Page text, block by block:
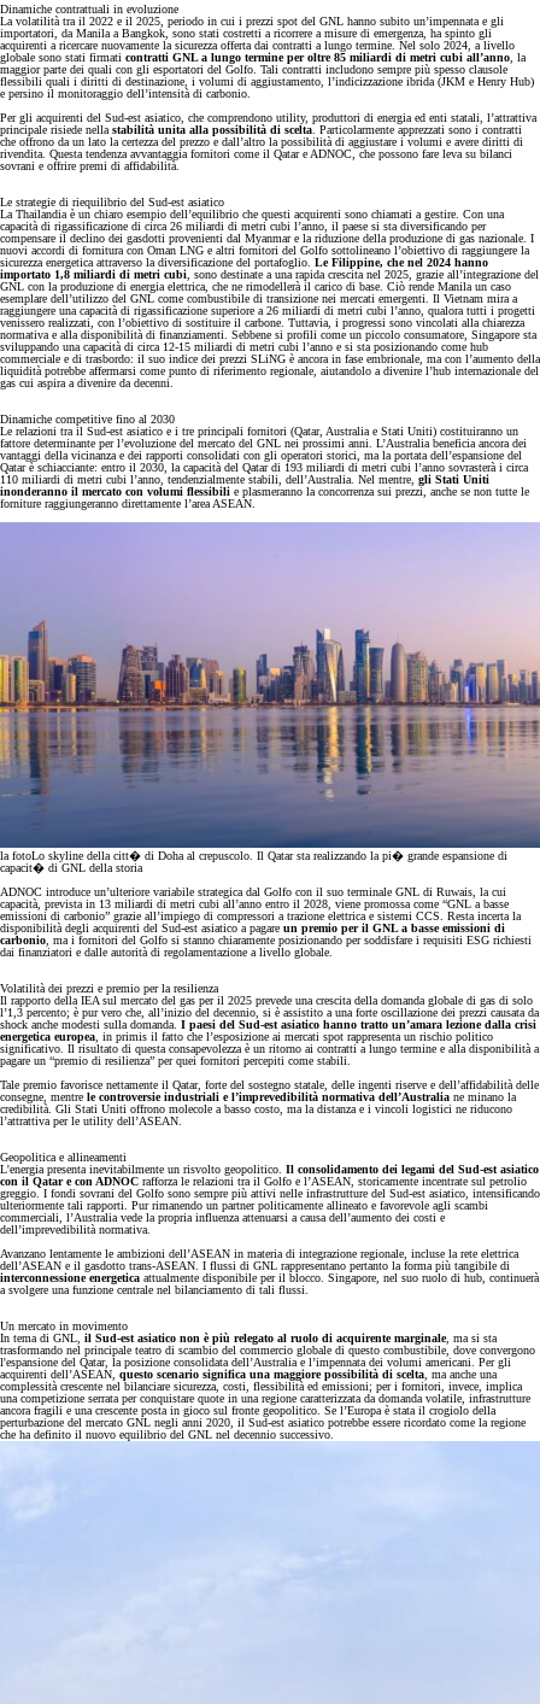
Dinamiche contrattuali in evoluzione
La volatilità tra il 2022 e il 2025, periodo in cui i prezzi spot del GNL hanno subito un’impennata e gli
importatori, da Manila a Bangkok, sono stati costretti a ricorrere a misure di emergenza, ha spinto gli
acquirenti a ricercare nuovamente la sicurezza offerta dai contratti a lungo termine. Nel solo 2024, a livello
globale sono stati firmati contratti GNL a lungo termine per oltre 85 miliardi di metri cubi all’anno , la
maggior parte dei quali con gli esportatori del Golfo. Tali contratti includono sempre più spesso clausole
flessibili quali i diritti di destinazione, i volumi di aggiustamento, l’indicizzazione ibrida (JKM e Henry Hub)
e persino il monitoraggio dell’intensità di carbonio.
Per gli acquirenti del Sud-est asiatico, che comprendono utility, produttori di energia ed enti statali, l’attrattiva
principale risiede nella stabilità unita alla possibilità di scelta . Particolarmente apprezzati sono i contratti
che offrono da un lato la certezza del prezzo e dall’altro la possibilità di aggiustare i volumi e avere diritti di
rivendita. Questa tendenza avvantaggia fornitori come il Qatar e ADNOC, che possono fare leva su bilanci
sovrani e offrire premi di affidabilità.
Le strategie di riequilibrio del Sud-est asiatico
La Thailandia è un chiaro esempio dell’equilibrio che questi acquirenti sono chiamati a gestire. Con una
capacità di rigassificazione di circa 26 miliardi di metri cubi l’anno, il paese si sta diversificando per
compensare il declino dei gasdotti provenienti dal Myanmar e la riduzione della produzione di gas nazionale. I
nuovi accordi di fornitura con Oman LNG e altri fornitori del Golfo sottolineano l’obiettivo di raggiungere la
sicurezza energetica attraverso la diversificazione del portafoglio. Le Filippine, che nel 2024 hanno
importato 1,8 miliardi di metri cubi , sono destinate a una rapida crescita nel 2025, grazie all’integrazione del
GNL con la produzione di energia elettrica, che ne rimodellerà il carico di base. Ciò rende Manila un caso
esemplare dell’utilizzo del GNL come combustibile di transizione nei mercati emergenti. Il Vietnam mira a
raggiungere una capacità di rigassificazione superiore a 26 miliardi di metri cubi l’anno, qualora tutti i progetti
venissero realizzati, con l’obiettivo di sostituire il carbone. Tuttavia, i progressi sono vincolati alla chiarezza
normativa e alla disponibilità di finanziamenti. Sebbene si profili come un piccolo consumatore, Singapore sta
sviluppando una capacità di circa 12-15 miliardi di metri cubi l’anno e si sta posizionando come hub
commerciale e di trasbordo: il suo indice dei prezzi SLiNG è ancora in fase embrionale, ma con l’aumento della
liquidità potrebbe affermarsi come punto di riferimento regionale, aiutandolo a divenire l’hub internazionale del
gas cui aspira a divenire da decenni.
Dinamiche competitive fino al 2030
Le relazioni tra il Sud-est asiatico e i tre principali fornitori (Qatar, Australia e Stati Uniti) costituiranno un
fattore determinante per l’evoluzione del mercato del GNL nei prossimi anni. L’Australia beneficia ancora dei
vantaggi della vicinanza e dei rapporti consolidati con gli operatori storici, ma la portata dell’espansione del
Qatar è schiacciante: entro il 2030, la capacità del Qatar di 193 miliardi di metri cubi l’anno sovrasterà i circa
110 miliardi di metri cubi l’anno, tendenzialmente stabili, dell’Australia. Nel mentre, gli Stati Uniti
inonderanno il mercato con volumi flessibili e plasmeranno la concorrenza sui prezzi, anche se non tutte le
forniture raggiungeranno direttamente l’area ASEAN.
la fotoLo skyline della citt� di Doha al crepuscolo. Il Qatar sta realizzando la pi� grande espansione di
capacit� di GNL della storia
ADNOC introduce un’ulteriore variabile strategica dal Golfo con il suo terminale GNL di Ruwais, la cui
capacità, prevista in 13 miliardi di metri cubi all’anno entro il 2028, viene promossa come “GNL a basse
emissioni di carbonio” grazie all’impiego di compressori a trazione elettrica e sistemi CCS. Resta incerta la
disponibilità degli acquirenti del Sud-est asiatico a pagare un premio per il GNL a basse emissioni di
carbonio, ma i fornitori del Golfo si stanno chiaramente posizionando per soddisfare i requisiti ESG richiesti
dai finanziatori e dalle autorità di regolamentazione a livello globale.
Volatilità dei prezzi e premio per la resilienza
Il rapporto della IEA sul mercato del gas per il 2025 prevede una crescita della domanda globale di gas di solo
l’1,3 percento; è pur vero che, all’inizio del decennio, si è assistito a una forte oscillazione dei prezzi causata da
shock anche modesti sulla domanda. I paesi del Sud-est asiatico hanno tratto un’amara lezione dalla crisi
energetica europea, in primis il fatto che l’esposizione ai mercati spot rappresenta un rischio politico
significativo. Il risultato di questa consapevolezza è un ritorno ai contratti a lungo termine e alla disponibilità a
pagare un “premio di resilienza” per quei fornitori percepiti come stabili.
Tale premio favorisce nettamente il Qatar, forte del sostegno statale, delle ingenti riserve e dell’affidabilità delle
consegne, mentre le controversie industriali e l’imprevedibilità normativa dell’Australia ne minano la
credibilità. Gli Stati Uniti offrono molecole a basso costo, ma la distanza e i vincoli logistici ne riducono
l’attrattiva per le utility dell’ASEAN.
Geopolitica e allineamenti
L'energia presenta inevitabilmente un risvolto geopolitico. Il consolidamento dei legami del Sud-est asiatico
con il Qatar e con ADNOC rafforza le relazioni tra il Golfo e l’ASEAN, storicamente incentrate sul petrolio
greggio. I fondi sovrani del Golfo sono sempre più attivi nelle infrastrutture del Sud-est asiatico, intensificando
ulteriormente tali rapporti. Pur rimanendo un partner politicamente allineato e favorevole agli scambi
commerciali, l’Australia vede la propria influenza attenuarsi a causa dell’aumento dei costi e
dell’imprevedibilità normativa.
Avanzano lentamente le ambizioni dell’ASEAN in materia di integrazione regionale, incluse la rete elettrica
dell’ASEAN e il gasdotto trans-ASEAN. I flussi di GNL rappresentano pertanto la forma più tangibile di
interconnessione energetica attualmente disponibile per il blocco. Singapore, nel suo ruolo di hub, continuerà
a svolgere una funzione centrale nel bilanciamento di tali flussi.
Un mercato in movimento
In tema di GNL, il Sud-est asiatico non è più relegato al ruolo di acquirente marginale, ma si sta
trasformando nel principale teatro di scambio del commercio globale di questo combustibile, dove convergono
l'espansione del Qatar, la posizione consolidata dell’Australia e l’impennata dei volumi americani. Per gli
acquirenti dell’ASEAN, questo scenario significa una maggiore possibilità di scelta, ma anche una
complessità crescente nel bilanciare sicurezza, costi, flessibilità ed emissioni; per i fornitori, invece, implica
una competizione serrata per conquistare quote in una regione caratterizzata da domanda volatile, infrastrutture
ancora fragili e una crescente posta in gioco sul fronte geopolitico. Se l’Europa è stata il crogiolo della
perturbazione del mercato GNL negli anni 2020, il Sud-est asiatico potrebbe essere ricordato come la regione
che ha definito il nuovo equilibrio del GNL nel decennio successivo.